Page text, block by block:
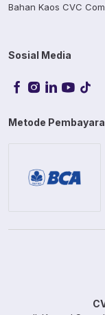
Bahan Kaos CVC
Sosial Media
Metode